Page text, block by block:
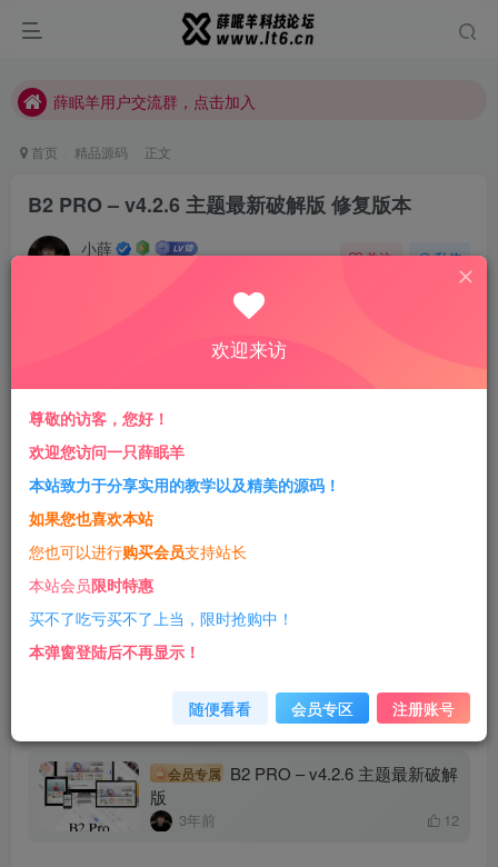
薛眠羊用户交流群，点击加入
薛眠羊用户交流群，点击加入
首页 精品源码 正文
B2 PRO – v4.2.6 主题最新破解版 修复版本
小薛 关注 私信
B2 PRO – v4.2.6 主题最新破解版 修复版本
此内容为付费资源，请付费后查看
赞助会员￥1.88 代理会员
一经购买概不退款
前言
前一段时间小薛发布过这篇文章：
会员专属 B2 PRO – v4.2.6 主题最新破解
版
3年前 12
欢迎来访
尊敬的访客，您好！
欢迎您访问一只薛眠羊
本站致力于分享实用的教学以及精美的源码！
如果您也喜欢本站
您也可以进行购买会员支持站长
本站会员限时特惠
买不了吃亏买不了上当，限时抢购中！
本弹窗登陆后不再显示！
随便看看 会员专区 注册账号